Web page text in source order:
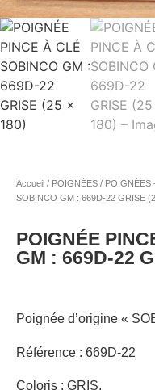
Accueil / POIGNÉES / POIGNÉES
SOBINCO GM : 669D-22 GRISE
POIGNÉE
GM : 669D-22
Poignée d’origine «
Référence : 669D-22
Coloris : GRIS.